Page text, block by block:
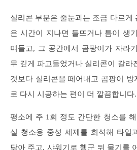
실리콘 부분은 줄눈과는 조금 다르게
은 시간이 지나면 들뜨거나 틈이 생
며들고, 그 공간에서 곰팡이가 자라
무 깊게 파고들었거나 실리콘이 갈라
것보다 실리콘을 떼어내고 곰팡이
로 다시 시공하는 편이 더 깔끔합니다.
평소에 주 1회 정도 간단한 청소를
실 청소용 중성 세제를 희석해 타일
닦아 주고, 샤워기로 헹군 뒤 물기를